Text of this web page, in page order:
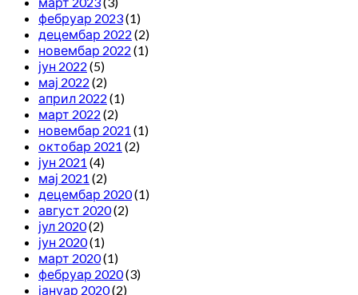
фебруар 2023(1)
децембар 2022 (2)
новембар 2022 (1)
јун 2022 (5)
мај 2022 (2)
април 2022 (1)
март 2022 (2)
новембар 2021 (1)
октобар 2021 (2)
јун 2021 (4)
мај 2021 (2)
децембар 2020(1)
август 2020(2)
јул 2020(2)
јун 2020(1)
март 2020(1)
фебруар 2020(3)
јануар 2020(2)